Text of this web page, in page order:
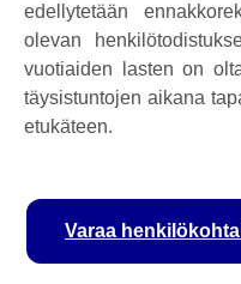
edellytetään
olevan
vuotiaiden lasten on
täysistuntojen aikana
etukäteen.
Varaa